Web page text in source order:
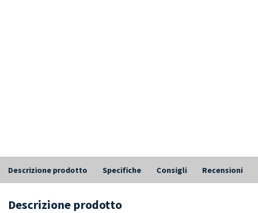
Descrizione prodotto Specifiche Consigli Recensioni
Descrizione prodotto